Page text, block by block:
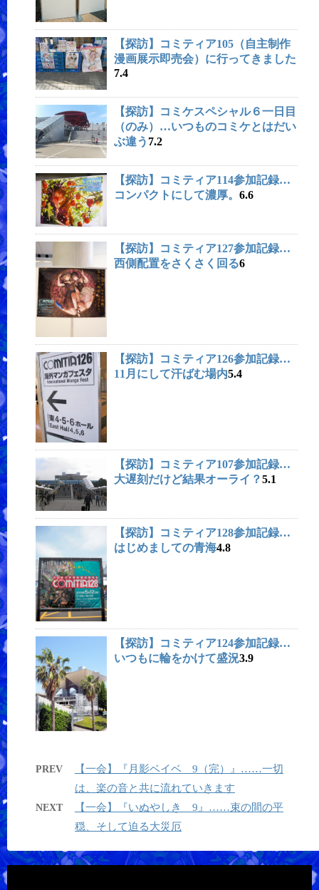
【探訪】 コミティア105 （自主制作
漫画展示即売会）に行ってきました
7.4
【探訪】 コミケスペシャル６一日目
（のみ）…いつものコミケとはだい
ぶ違う 7.2
【探訪】コミティア114参加記録…
コンパクトにして濃厚。 6.6
【探訪】コミティア127参加記録…
西側配置をさくさく回る6
【探訪】コミティア126参加記録…
11月にして汗ばむ場内5.4
【探訪】 コミティア107参加記録…
大遅刻だけど結果オーライ？5.1
【探訪】コミティア128参加記録…
はじめましての青海4.8
【探訪】コミティア124参加記録…
いつもに輪をかけて盛況3.9
PREV
【一会】『月影ベイベ 9（完）』……一切
は、楽の音と共に流れていきます
NEXT
【一会】『いぬやしき 9』……束の間の平
穏、そして迫る大災厄